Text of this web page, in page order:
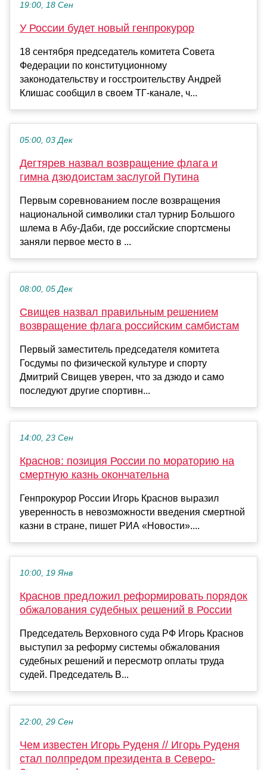
19:00, 18 Сен
У России будет новый генпрокурор
18 сентября председатель комитета Совета
Федерации по конституционному
законодательству и госстроительству Андрей
Клишас сообщил в своем ТГ-канале, ч...
05:00, 03 Дек
Дегтярев назвал возвращение флага и
гимна дзюдоистам заслугой Путина
Первым соревнованием после возвращения
национальной символики стал турнир Большого
шлема в Абу-Даби, где российские спортсмены
заняли первое место в ...
08:00, 05 Дек
Свищев назвал правильным решением
возвращение флага российским самбистам
Первый заместитель председателя комитета
Госдумы по физической культуре и спорту
Дмитрий Свищев уверен, что за дзюдо и само
последуют другие спортивн...
14:00, 23 Сен
Краснов: позиция России по мораторию на
смертную казнь окончательна
Генпрокурор России Игорь Краснов выразил
уверенность в невозможности введения смертной
казни в стране, пишет РИА «Новости»....
10:00, 19 Янв
Краснов предложил реформировать порядок
обжалования судебных решений в России
Председатель Верховного суда РФ Игорь Краснов
выступил за реформу системы обжалования
судебных решений и пересмотр оплаты труда
судей. Председатель В...
22:00, 29 Сен
Чем известен Игорь Руденя // Игорь Руденя
стал полпредом президента в Северо-